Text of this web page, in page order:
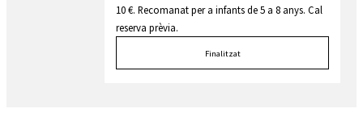
10 €. Recomanat per a infants de 5 a 8 anys. Cal
reserva prèvia.
Finalitzat